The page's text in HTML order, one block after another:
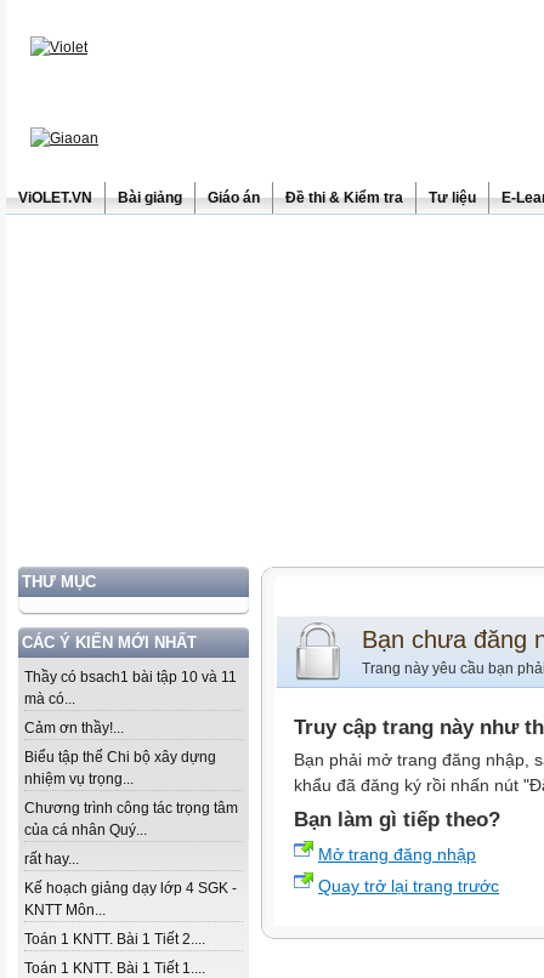
ViOLET.VN Bài giảng Giáo án Đề thi & Kiểm tra Tư liệu E-
THƯ MỤC
CÁC Ý KIẾN MỚI NHẤT
Thầy có bsach1 bài tập 10 và 11
mà có...
Cảm ơn thầy!...
Biểu tập thể Chi bộ xây dựng
nhiệm vụ trọng...
Chương trình công tác trọng tâm
của cá nhân Quý...
rất hay...
Kế hoạch giảng dạy lớp 4 SGK -
KNTT Môn...
Toán 1 KNTT. Bài 1 Tiết 2....
Toán 1 KNTT. Bài 1 Tiết 1....
Bạn chưa đăng
Trang này yêu cầu bạn
Truy cập trang này như
Bạn phải mở trang đăng nhập,
khẩu đã đăng ký rồi nhấn nút
Bạn làm gì tiếp theo?
Mở trang đăng nhập
Quay trở lại trang trước